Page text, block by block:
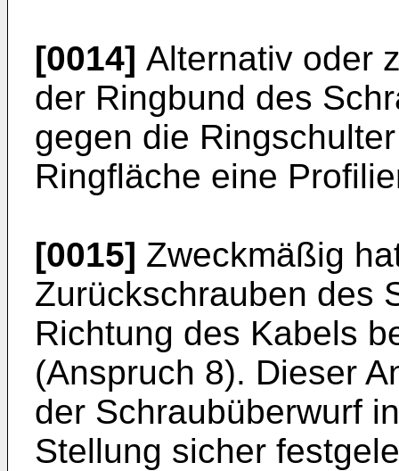
[0014] Alternativ oder
der Ringbund des
gegen die
Ringfläche eine
[0015] Zweckmäßig
Zurückschrauben des
Richtung des Kabels
(Anspruch 8). Dieser
der Schraubüberwurf
Stellung sicher